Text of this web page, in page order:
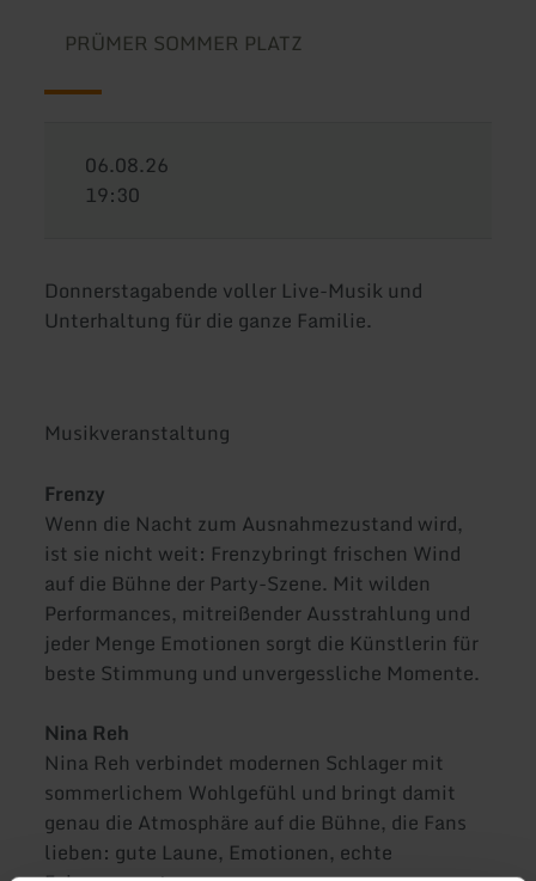
PRÜMER SOMMER PLATZ
06.08.26
19:30
Donnerstagabende voller Live-Musik und
Unterhaltung für die ganze Familie.
Musikveranstaltung
Frenzy
Wenn die Nacht zum Ausnahmezustand wird,
ist sie nicht weit: Frenzybringt frischen Wind
auf die Bühne der Party-Szene. Mit wilden
Performances, mitreißender Ausstrahlung und
jeder Menge Emotionen sorgt die Künstlerin für
beste Stimmung und unvergessliche Momente.
Nina Reh
Nina Reh verbindet modernen Schlager mit
sommerlichem Wohlgefühl und bringt damit
genau die Atmosphäre auf die Bühne, die Fans
lieben: gute Laune, Emotionen, echte